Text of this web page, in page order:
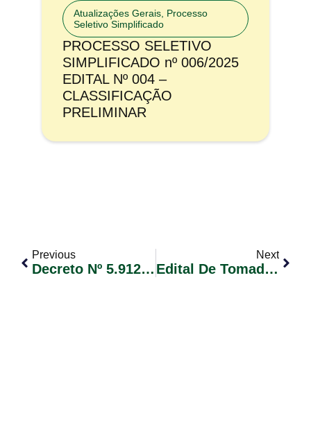
Atualizações Gerais Processo
Seletivo Simplificado
PROCESSO SELETIVO
SIMPLIFICADO nº 006/2025
EDITAL Nº 004 –
CLASSIFICAÇÃO
PRELIMINAR
Previous
Decreto Nº 5.912, De 03 De Janeiro De 2023 – Estabelece As Condições E Restrições De Racionalização E Do Combate Ao Desperdício De Água No Município De Glorinha
Next
Edital De Tomada De Preços Nº 01/2023 – Contratação De Empresa Especializada No Ramo De Tecnologia Da Informação